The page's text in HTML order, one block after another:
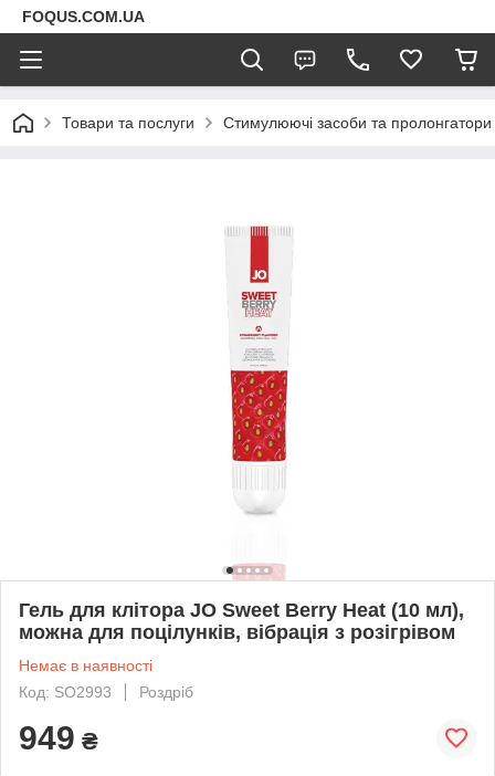
FOQUS.COM.UA
Товари та послуги Стимулюючі засоби та пролонгатори
Гель для клітора JO Sweet Berry Heat (10 мл),
можна для поцілунків, вібрація з розігрівом
Немає в наявності
Код: SO2993
Роздріб
949 ₴